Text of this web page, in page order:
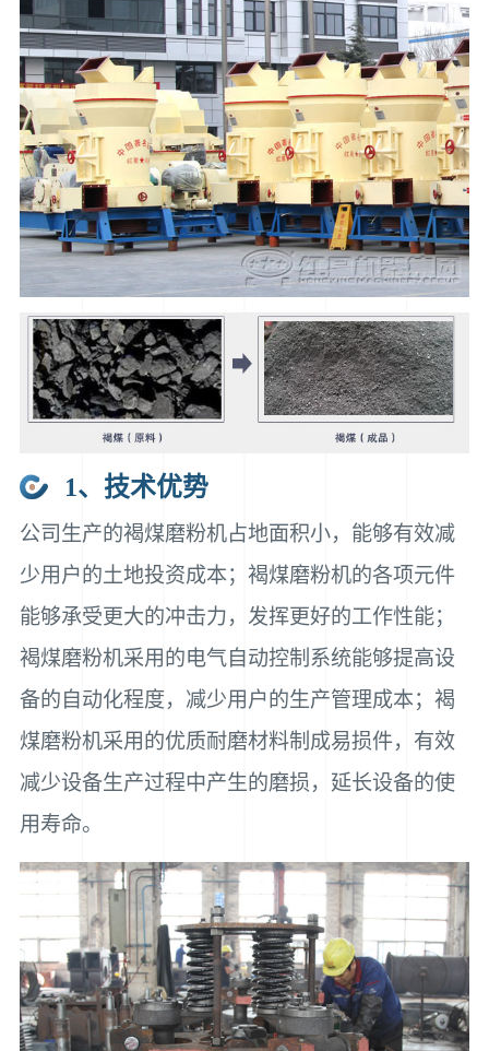
1、技术优势
公司生产的褐煤磨粉机占地面积小，能够有效减
少用户的土地投资成本；褐煤磨粉机的各项元件
能够承受更大的冲击力，发挥更好的工作性能；
褐煤磨粉机采用的电气自动控制系统能够提高设
备的自动化程度，减少用户的生产管理成本；褐
煤磨粉机采用的优质耐磨材料制成易损件，有效
减少设备生产过程中产生的磨损，延长设备的使
用寿命。